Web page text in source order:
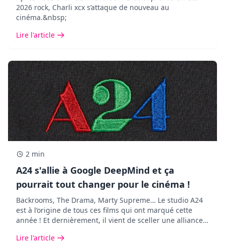
2026 rock, Charli xcx s’attaque de nouveau au
cinéma.&nbsp;
Lire l'article
2 min
A24 s'allie à Google DeepMind et ça
pourrait tout changer pour le cinéma !
Backrooms, The Drama, Marty Supreme… Le studio A24
est à l’origine de tous ces films qui ont marqué cette
année ! Et dernièrement, il vient de sceller une alliance
Lire l'article